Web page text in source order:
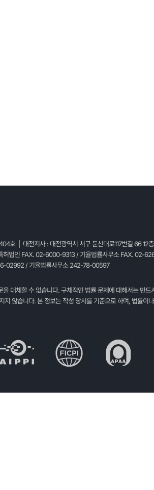
호 | 대전지사 : 대전광역시 서구 둔산대로117번길 66
허법인 FAX. 02-6000-9313 / 기율법률사무소 FAX. 02-
02992 / 기율법률사무소 242-78-00597
대체할 수 없습니다. 구체적인 법률 문제에 대해서는 반
않습니다. 본 정보는 작성 당시를 기준으로 하며, 법률이